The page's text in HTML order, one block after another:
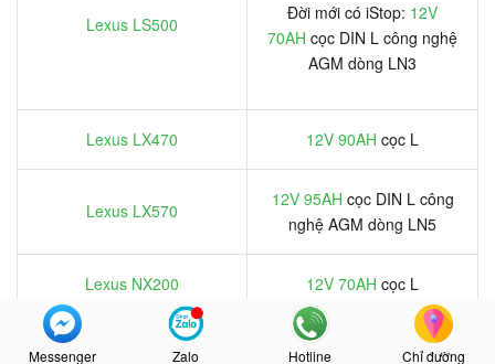
Lexus LS500
Đời mới có iStop: 12V
70AH cọc DIN L công nghệ
AGM dòng LN3
Lexus LX470 12V 90AH cọc L
Lexus LX570
12V 95AH cọc DIN L công
nghệ AGM dòng LN5
Lexus NX200 12V 70AH cọc L
Đời cũ: cọc L
Messenger Zalo Hotline Chỉ đường